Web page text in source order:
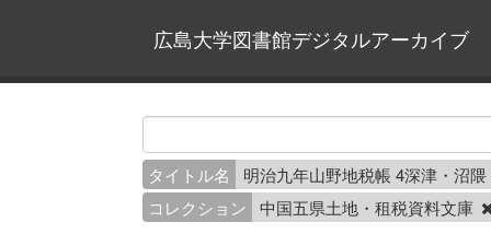
広島大学図書館デジタルアーカイブ
タイトル名
明治九年山野地税帳 4深津・沼
コレクション
中国五県土地・租税資料文庫